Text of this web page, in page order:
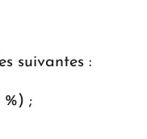
suivantes :
%) ;